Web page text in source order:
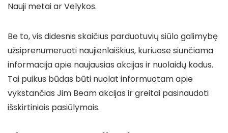
Nauji metai ar Velykos.
Be to, vis didesnis skaičius parduotuvių siūlo galimybę
užsiprenumeruoti naujienlaiškius, kuriuose siunčiama
informacija apie naujausias akcijas ir nuolaidų kodus.
Tai puikus būdas būti nuolat informuotam apie
vykstančias Jim Beam akcijas ir greitai pasinaudoti
išskirtiniais pasiūlymais.